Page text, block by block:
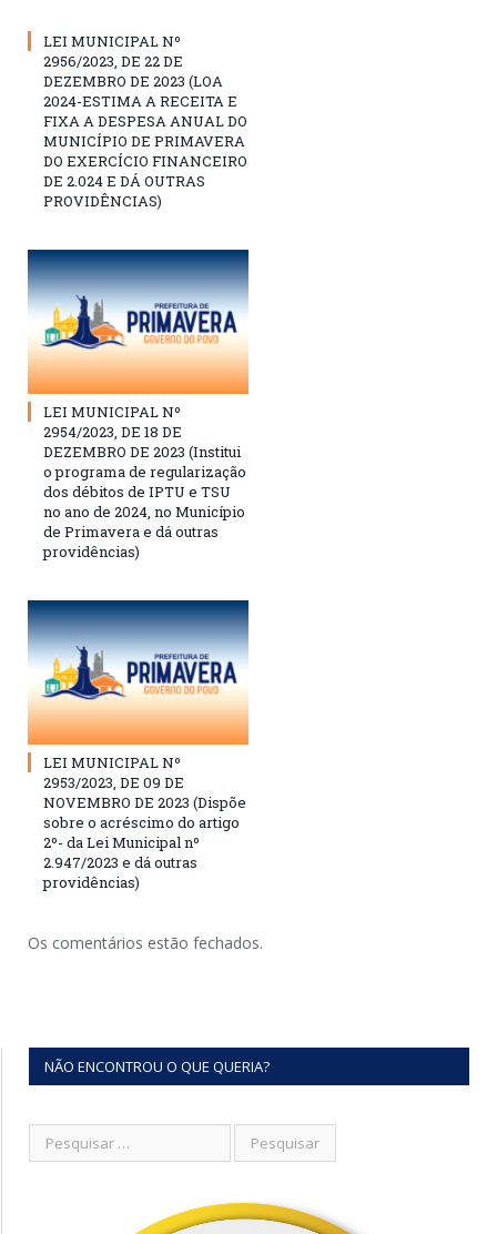
LEI MUNICIPAL Nº
2956/2023, DE 22 DE
DEZEMBRO DE 2023 (LOA
2024-ESTIMA A RECEITA E
FIXA A DESPESA ANUAL DO
MUNICÍPIO DE PRIMAVERA
DO EXERCÍCIO FINANCEIRO
DE 2.024 E DÁ OUTRAS
PROVIDÊNCIAS)
LEI MUNICIPAL Nº
2954/2023, DE 18 DE
DEZEMBRO DE 2023 (Institui
o programa de regularização
dos débitos de IPTU e TSU
no ano de 2024, no Município
de Primavera e dá outras
providências)
LEI MUNICIPAL Nº
2953/2023, DE 09 DE
NOVEMBRO DE 2023 (Dispõe
sobre o acréscimo do artigo
2º- da Lei Municipal nº
2.947/2023 e dá outras
providências)
Os comentários estão fechados.
NÃO ENCONTROU O QUE QUERIA?